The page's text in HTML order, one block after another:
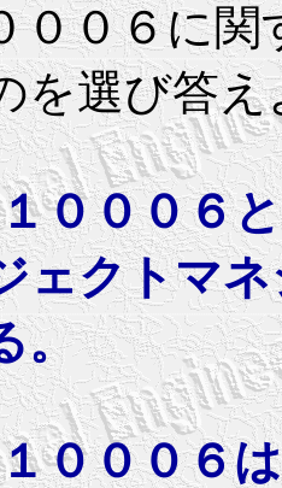
００６に
を選び答え
０００６
ェクトマ
。
０００６